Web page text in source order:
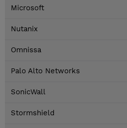
Microsoft
Nutanix
Omnissa
Palo Alto Networks
SonicWall
Stormshield